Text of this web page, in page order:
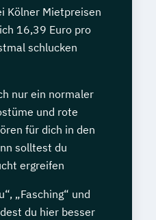
Kölner Mietpreisen
16,39 Euro pro
schlucken
nur ein normaler
und rote
für dich in den
solltest du
ergreifen
„Fasching“ und
du hier besser